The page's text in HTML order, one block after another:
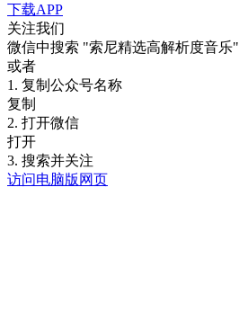
下载APP
关注我们
微信中搜索 "索尼精选高解析度音乐"
或者
1. 复制公众号名称
复制
2. 打开微信
打开
3. 搜索并关注
访问电脑版网页